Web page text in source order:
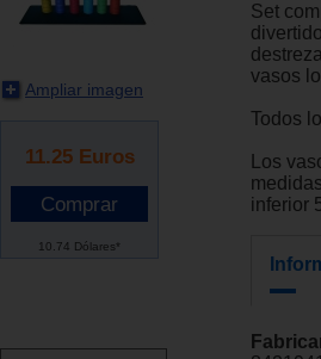
Ampliar imagen
11.25 Euros
10.74 Dólares*
Set
vasos
Todos
Los
inferior